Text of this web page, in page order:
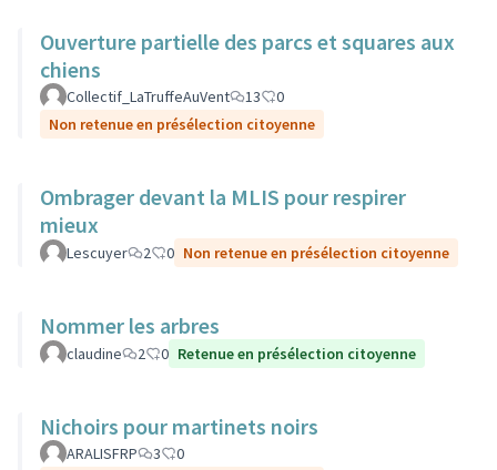
Ouverture partielle des parcs et squares aux
chiens
Collectif_LaTruffeAuVent 13
0
Non retenue en présélection citoyenne
Ombrager devant la MLIS pour respirer
mieux
Lescuyer 2 0 Non retenue en présélection citoyenne
Nommer les arbres
claudine 2 0 Retenue en présélection citoyenne
Nichoirs pour martinets noirs
ARALISFRP 3
0